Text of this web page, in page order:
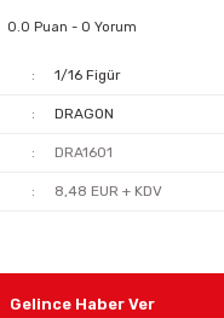
0.0 Puan - 0 Yorum
1/16 Figür
DRAGON
DRA1601
8,48 EUR + KDV
Gelince Haber Ver